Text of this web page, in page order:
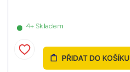
4+ Skladem
PŘIDAT DO KOŠÍKU